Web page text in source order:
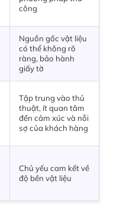
công
Nguồn gốc vật liệu
có thể không rõ
ràng, bảo hành
giấy tờ
Tập trung vào thủ
thuật, ít quan tâm
đến cảm xúc và nỗi
sợ của khách hàng
Chủ yếu cam kết về
độ bền vật liệu